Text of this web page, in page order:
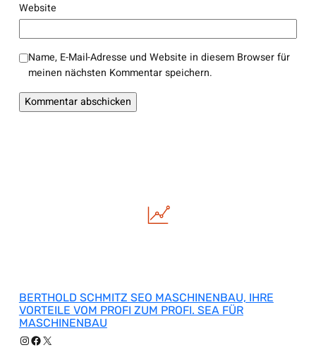
Website
Name, E-Mail-Adresse und Website in diesem Browser für
meinen nächsten Kommentar speichern.
BERTHOLD SCHMITZ SEO MASCHINENBAU, IHRE
VORTEILE VOM PROFI ZUM PROFI. SEA FÜR
MASCHINENBAU
Instagram
Facebook
X